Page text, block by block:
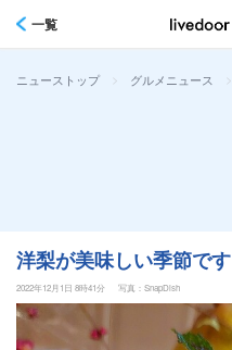
一覧
ニューストップ > グルメニュース >
洋梨が美味しい季節です
2022年12月1日 8時41分 写真：SnapDish